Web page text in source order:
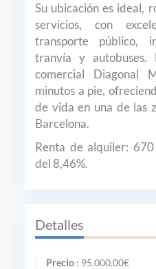
Su ubicación es ideal,
servicios, con
transporte público,
tranvía y
comercial Diagonal
minutos a pie,
de vida en una de las
Barcelona.
Renta de alquiler:
del 8,46%.
Detalles
Precio : 95,000.00€